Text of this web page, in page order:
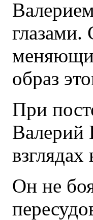
образ
При
Валерий
взглядах
Он не